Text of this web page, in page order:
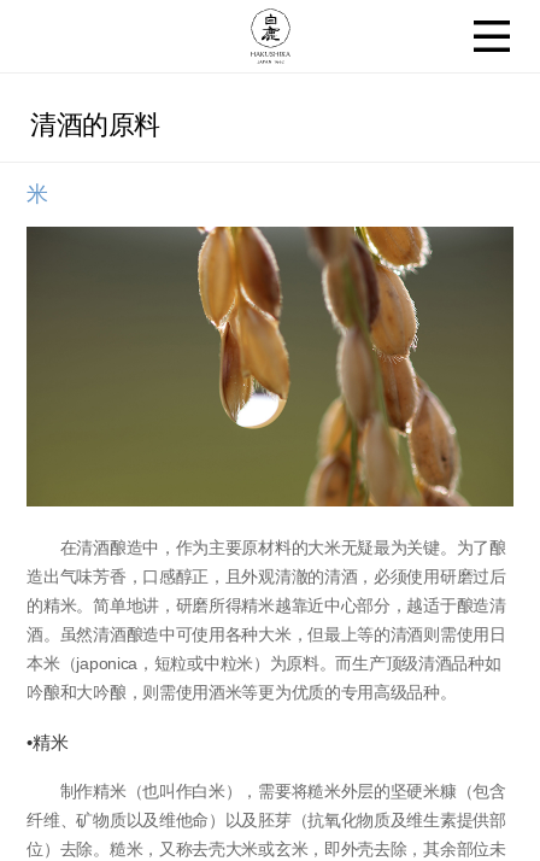
清酒的原料
米
在清酒酿造中，作为主要原材料的大米无疑最为关键。为了酿
造出气味芳香，口感醇正，且外观清澈的清酒，必须使用研磨过后
的精米。简单地讲，研磨所得精米越靠近中心部分，越适于酿造清
酒。虽然清酒酿造中可使用各种大米，但最上等的清酒则需使用日
本米（japonica，短粒或中粒米）为原料。而生产顶级清酒品种如
吟酿和大吟酿，则需使用酒米等更为优质的专用高级品种。
•精米
制作精米（也叫作白米），需要将糙米外层的坚硬米糠（包含
纤维、矿物质以及维他命）以及胚芽（抗氧化物质及维生素提供部
位）去除。糙米，又称去壳大米或玄米，即外壳去除，其余部位未